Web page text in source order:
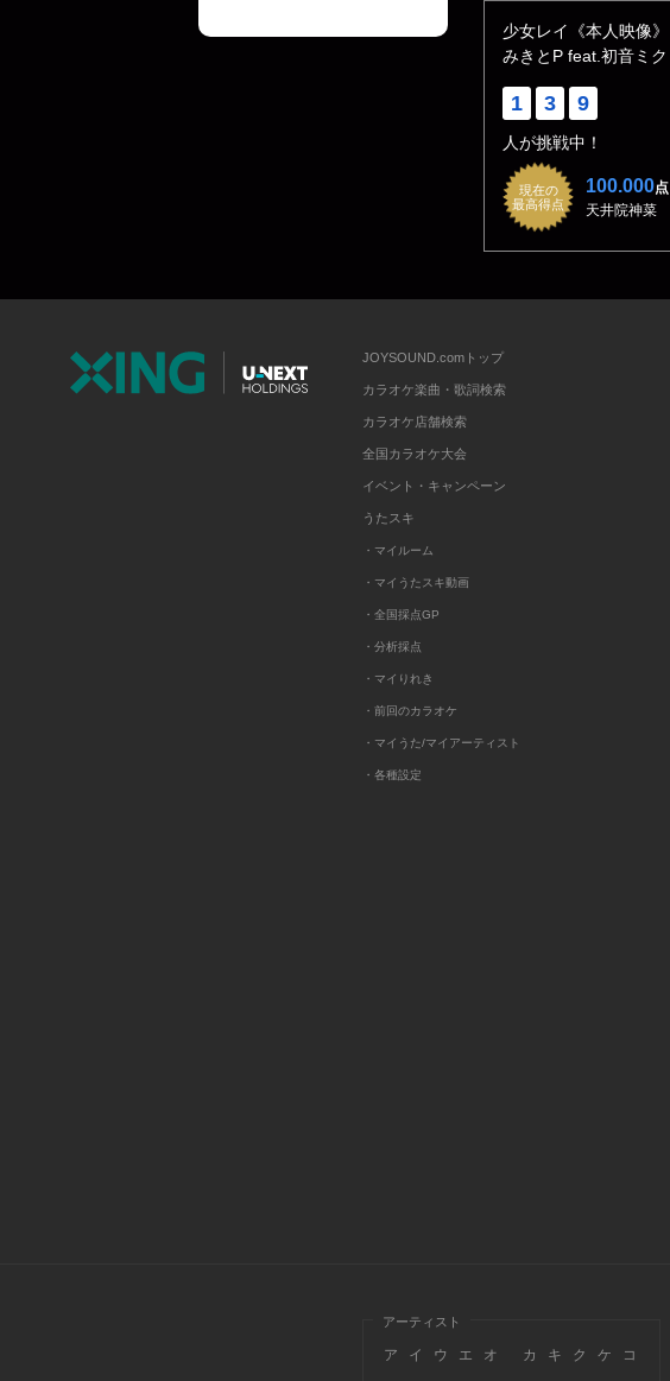
少女レイ《本人映像》
みきとP feat.初音ミク
1 3 9
人が挑戦中！
現在の
最高得点
100.000点
天井院神菜
JOYSOUND.comトップ
カラオケ楽曲・歌詞検索
カラオケ店舗検索
全国カラオケ大会
イベント・キャンペーン
うたスキ
・マイルーム
・マイうたスキ動画
・全国採点GP
・分析採点
・マイりれき
・前回のカラオケ
・マイうた/マイアーティスト
・各種設定
アーティスト
ア イ ウ エ オ カ キ ク ケ コ